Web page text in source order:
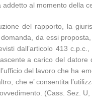
al momento della
del rapporto, la
da essi
dall’articolo 413
a carico del
del lavoro che ha
che e’ consentita
(Cass. Sez.